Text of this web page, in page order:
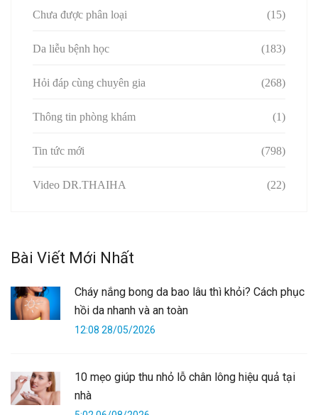
Chưa được phân loại (15)
Da liễu bệnh học (183)
Hỏi đáp cùng chuyên gia (268)
Thông tin phòng khám (1)
Tin tức mới (798)
Video DR.THAIHA (22)
Bài Viết Mới Nhất
Cháy nắng bong da bao lâu thì khỏi? Cách phục
hồi da nhanh và an toàn
12:08 28/05/2026
10 mẹo giúp thu nhỏ lỗ chân lông hiệu quả tại
nhà